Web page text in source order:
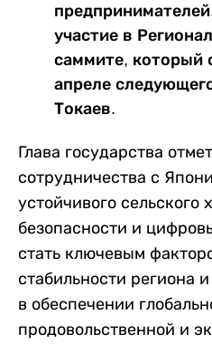
участие в
саммите, который
апреле
Токаев.
Глава государства
сотрудничества с
устойчивого сельского
безопасности и
стать ключевым
стабильности региона
в обеспечении
продовольственной и